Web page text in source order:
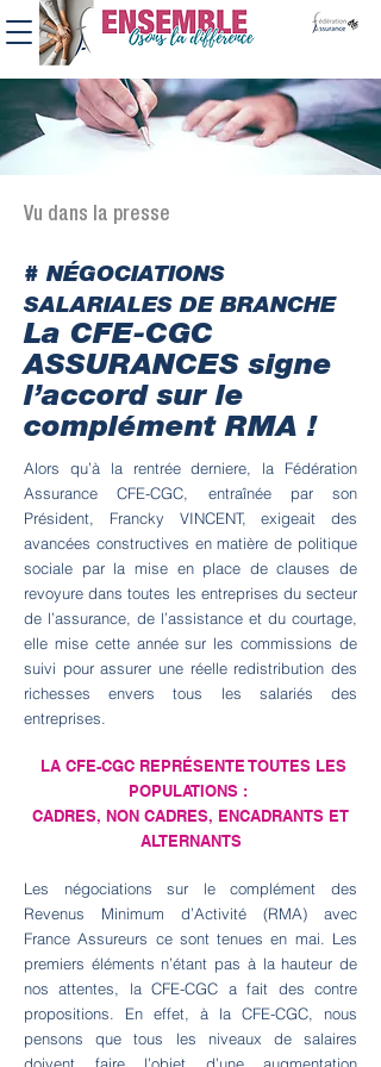
Vu dans la presse
# NÉGOCIATIONS
SALARIALES DE BRANCHE
La CFE-CGC
ASSURANCES signe
l’accord sur le
complément RMA !
Alors qu’à la rentrée derniere, la Fédération
Assurance CFE-CGC, entraînée par son
Président, Francky VINCENT, exigeait des
avancées constructives en matière de politique
sociale par la mise en place de clauses de
revoyure dans toutes les entreprises du secteur
de l’assurance, de l’assistance et du courtage,
elle mise cette année sur les commissions de
suivi pour assurer une réelle redistribution des
richesses envers tous les salariés des
entreprises.
LA CFE-CGC REPRÉSENTE TOUTES LES
POPULATIONS :
CADRES, NON CADRES, ENCADRANTS ET
ALTERNANTS
Les négociations sur le complément des
Revenus Minimum d’Activité (RMA) avec
France Assureurs ce sont tenues en mai. Les
premiers éléments n’étant pas à la hauteur de
nos attentes, la CFE-CGC a fait des contre
propositions. En effet, à la CFE-CGC, nous
pensons que tous les niveaux de salaires